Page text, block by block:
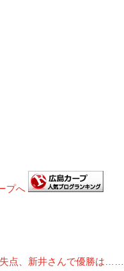
点、新井さんで優勝は……